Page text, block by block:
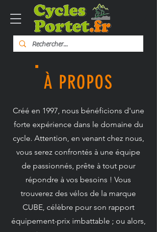
À PROPOS
Créé en 1997, nous bénéficions d'une
forte expérience dans le domaine du
cycle. Attention, en venant chez nous,
vous serez confrontés à une équipe
de passionnés, prête à tout pour
répondre à vos besoins ! Vous
trouverez des vélos de la marque
CUBE, célèbre pour son rapport
équipement-prix imbattable ; ou alors,